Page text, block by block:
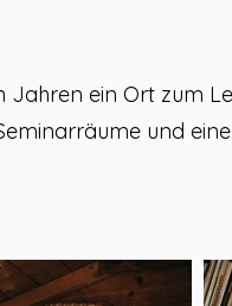
ein Ort zum
und